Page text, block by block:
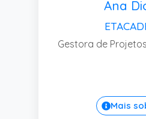
Ana
Gestora de
Mais